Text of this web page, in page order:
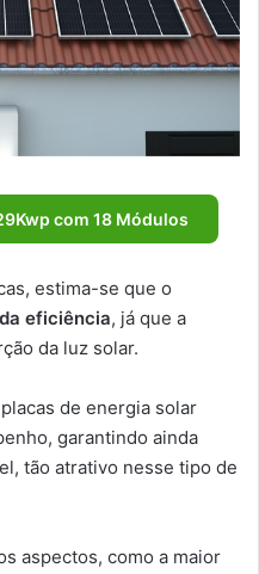
com 18 Módulos
estima-se que o
eficiência, já que a
da luz solar.
de energia solar
garantindo ainda
tão atrativo nesse tipo de
aspectos, como a maior